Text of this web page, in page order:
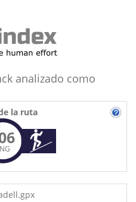
analizado como
la ruta